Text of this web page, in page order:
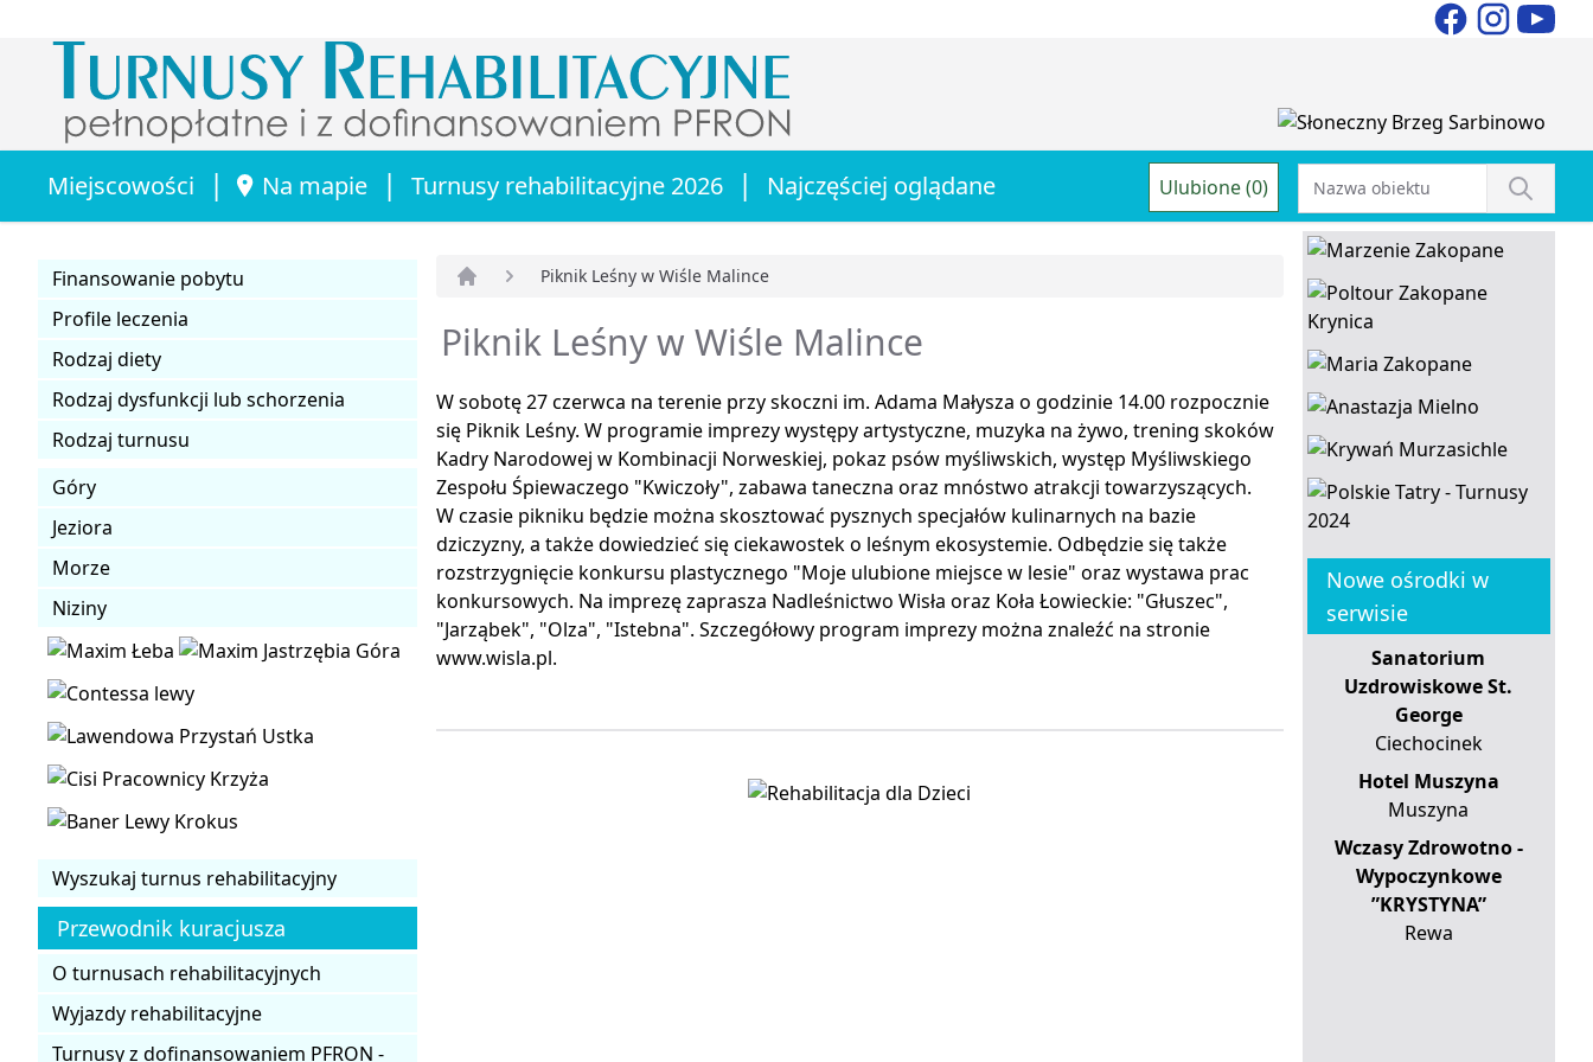
Miejscowości | Na mapie | Turnusy rehabilitacyjne 2026 | Najczęściej oglądane Ulubione (0)
Finansowanie pobytu
Profile leczenia
Rodzaj diety
Rodzaj dysfunkcji lub schorzenia
Rodzaj turnusu
Góry
Jeziora
Morze
Niziny
Wyszukaj turnus rehabilitacyjny
Przewodnik kuracjusza
O turnusach rehabilitacyjnych
Wyjazdy rehabilitacyjne
Turnusy z dofinansowaniem PFRON -
Piknik Leśny w Wiśle Malince
Piknik Leśny w Wiśle Malince
W sobotę 27 czerwca na terenie przy skoczni im. Adama Małysza o godzinie 14.00 rozpocznie
się Piknik Leśny. W programie imprezy występy artystyczne, muzyka na żywo, trening skoków
Kadry Narodowej w Kombinacji Norweskiej, pokaz psów myśliwskich, występ Myśliwskiego
Zespołu Śpiewaczego "Kwiczoły", zabawa taneczna oraz mnóstwo atrakcji towarzyszących.
W czasie pikniku będzie można skosztować pysznych specjałów kulinarnych na bazie
dziczyzny, a także dowiedzieć się ciekawostek o leśnym ekosystemie. Odbędzie się także
rozstrzygnięcie konkursu plastycznego "Moje ulubione miejsce w lesie" oraz wystawa prac
konkursowych. Na imprezę zaprasza Nadleśnictwo Wisła oraz Koła Łowieckie: "Głuszec",
"Jarząbek", "Olza", "Istebna". Szczegółowy program imprezy można znaleźć na stronie
www.wisla.pl.
Nowe ośrodki w
serwisie
Sanatorium
Uzdrowiskowe St.
George
Ciechocinek
Hotel Muszyna
Muszyna
Wczasy Zdrowotno -
Wypoczynkowe
”KRYSTYNA”
Rewa